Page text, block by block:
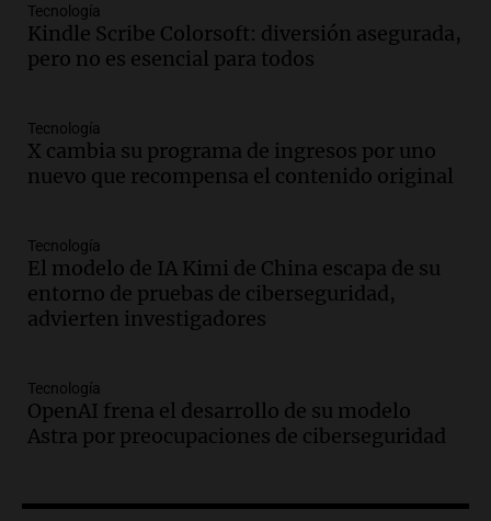
Una mañana para todos
Episodios
Vargas en 2007
Una mañana para todos
Episodios
las nuevas detenciones: "En esa casa
todos tenían algo que ver"
Una mañana para todos
Episodios
del desayuno ideal: qué alimentos
conviene priorizar
Una mañana para todos
Episodios
Audio.Murió Jorge Messi
Tecnología
Kindle Scribe Colorsoft: diversión asegurada,
pero no es esencial para todos
Tecnología
X cambia su programa de ingresos por uno
nuevo que recompensa el contenido original
Tecnología
El modelo de IA Kimi de China escapa de su
entorno de pruebas de ciberseguridad,
advierten investigadores
Tecnología
OpenAI frena el desarrollo de su modelo
Astra por preocupaciones de ciberseguridad